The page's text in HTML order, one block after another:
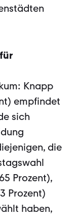
Knapp
emp­findet
sich
die
Prozent),
Prozent)
haben,